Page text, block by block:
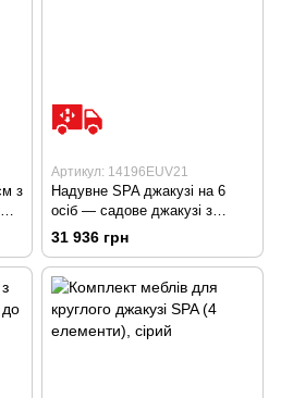
Артикул: 14196EUV21
Надувне SPA джакузі на 6
осіб — садове джакузі з
гідромасажем та підігрівом
31 936 грн